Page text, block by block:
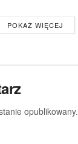
POKAŻ WIĘCEJ
opublikowany.